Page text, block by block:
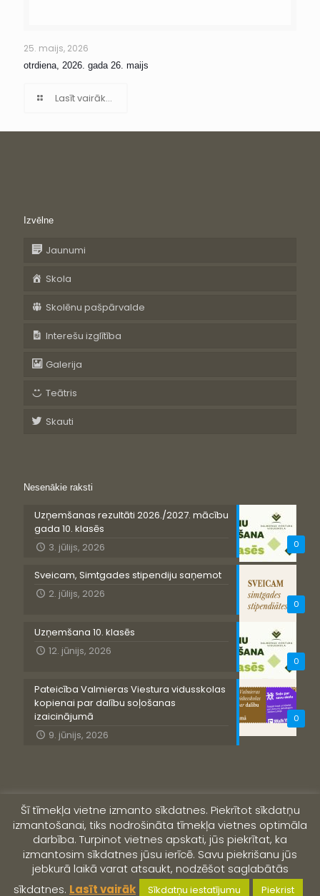
25. maijs, 2026
otrdiena, 2026. gada 26. maijs
Lasīt vairāk...
Izvēlne
Jaunumi
Skola
Skolēnu pašpārvalde
Interešu izglītība
Galerija
Teātris
Skauti
Nesenākie raksti
0
Uzņemšanas rezultāti 2026./2027. mācību
gada 10. klasēs
3. jūlijs, 2026
0
Sveicam, Simtgades stipendiju saņemot
2. jūlijs, 2026
0
Uzņemšana 10. klasēs
12. jūnijs, 2026
0
Pateicība Valmieras Viestura vidusskolas
kopienai par dalību soļošanas
izaicinājumā
9. jūnijs, 2026
© 2019 Valmieras Viestura vidusskola
Šī tīmekļa vietne izmanto sīkdatnes. Piekrītot sīkdatņu
izmantošanai, tiks nodrošināta tīmekļa vietnes optimāla
darbība. Turpinot vietnes apskati, jūs piekrītat, ka
izmantosim sīkdatnes jūsu ierīcē. Savu piekrišanu jūs
jebkurā laikā varat atsaukt, nodzēšot saglabātās
sīkdatnes. Lasīt vairāk Sīkdatņu iestatījumu Piekrist